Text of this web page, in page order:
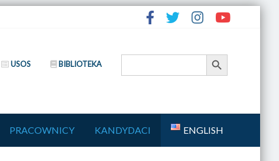
USOS BIBLIOTEKA
Search
Search Button
PRACOWNICY KANDYDACI ENGLISH